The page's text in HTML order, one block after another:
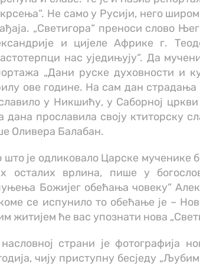
Не само у Русији, него
„Светигора“ преноси слово
и цијеле Африке г.
нас уједињују“. Да
„Дани руске духовности и
ове године. На сам дан страдања
у Никшићу, у Саборној цркви
дана прославила своју ктиторску
Оливера Балабан.
што је одликовало Царске мученике
осталих врлина, пише у
Божијег обећања човеку“
се испунило то обећање је –
житијем ће вас упознати нова
страни је фотографија
чију приступну бесједу